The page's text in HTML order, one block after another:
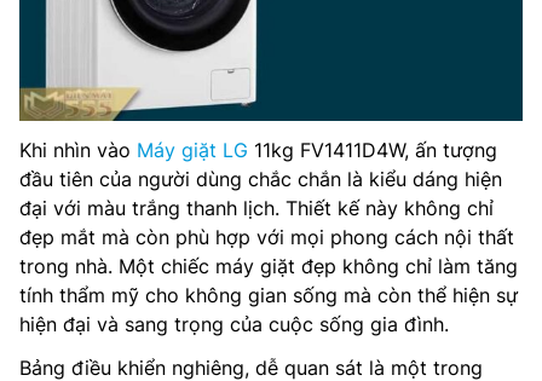
Khi nhìn vào Máy giặt LG 11kg FV1411D4W, ấn tượng
đầu tiên của người dùng chắc chắn là kiểu dáng hiện
đại với màu trắng thanh lịch. Thiết kế này không chỉ
đẹp mắt mà còn phù hợp với mọi phong cách nội thất
trong nhà. Một chiếc máy giặt đẹp không chỉ làm tăng
tính thẩm mỹ cho không gian sống mà còn thể hiện sự
hiện đại và sang trọng của cuộc sống gia đình.
Bảng điều khiển nghiêng, dễ quan sát là một trong